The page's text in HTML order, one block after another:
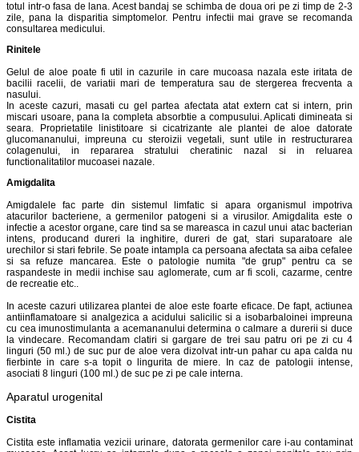
totul intr-o fasa de lana. Acest bandaj se schimba de doua ori pe zi timp de 2-3
zile, pana la disparitia simptomelor. Pentru infectii mai grave se recomanda
consultarea medicului.
Rinitele
Gelul de aloe poate fi util in cazurile in care mucoasa nazala este iritata de
bacilii racelii, de variatii mari de temperatura sau de stergerea frecventa a
nasului.
In aceste cazuri, masati cu gel partea afectata atat extern cat si intern, prin
miscari usoare, pana la completa absorbtie a compusului. Aplicati dimineata si
seara. Proprietatile linistitoare si cicatrizante ale plantei de aloe datorate
glucomananului, impreuna cu steroizii vegetali, sunt utile in restructurarea
colagenului, in repararea stratului cheratinic nazal si in reluarea
functionalitatilor mucoasei nazale.
Amigdalita
Amigdalele fac parte din sistemul limfatic si apara organismul impotriva
atacurilor bacteriene, a germenilor patogeni si a virusilor. Amigdalita este o
infectie a acestor organe, care tind sa se mareasca in cazul unui atac bacterian
intens, producand dureri la inghitire, dureri de gat, stari suparatoare ale
urechilor si stari febrile. Se poate intampla ca persoana afectata sa aiba cefalee
si sa refuze mancarea. Este o patologie numita "de grup" pentru ca se
raspandeste in medii inchise sau aglomerate, cum ar fi scoli, cazarme, centre
de recreatie etc..
In aceste cazuri utilizarea plantei de aloe este foarte eficace. De fapt, actiunea
antiinflamatoare si analgezica a acidului salicilic si a isobarbaloinei impreuna
cu cea imunostimulanta a acemananului determina o calmare a durerii si duce
la vindecare. Recomandam clatiri si gargare de trei sau patru ori pe zi cu 4
linguri (50 ml.) de suc pur de aloe vera dizolvat intr-un pahar cu apa calda nu
fierbinte in care s-a topit o lingurita de miere. In caz de patologii intense,
asociati 8 linguri (100 ml.) de suc pe zi pe cale interna.
Aparatul urogenital
Cistita
Cistita este inflamatia vezicii urinare, datorata germenilor care i-au contaminat